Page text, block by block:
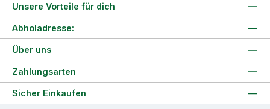
Unsere Vorteile für dich
Über uns
Zahlungsarten
Abholadresse:
Sicher Einkaufen